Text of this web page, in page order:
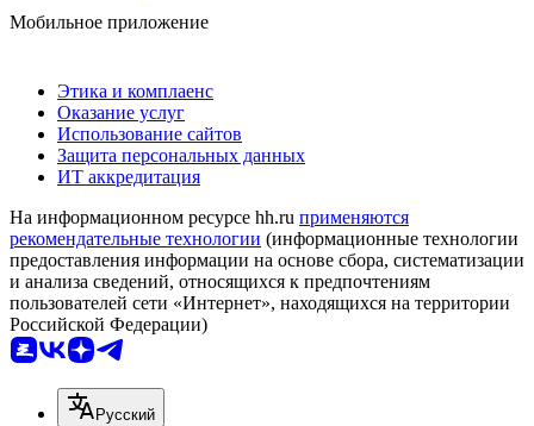
Мобильное приложение
Этика и комплаенс
Оказание услуг
Использование сайтов
Защита персональных данных
ИТ аккредитация
На информационном ресурсе hh.ru применяются
рекомендательные технологии (информационные технологии
предоставления информации на основе сбора, систематизации
и анализа сведений, относящихся к предпочтениям
пользователей сети «Интернет», находящихся на территории
Российской Федерации)
Русский